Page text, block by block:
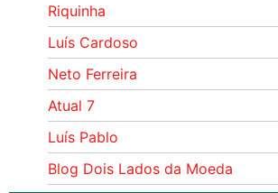
Riquinha
Luís Cardoso
Neto Ferreira
Atual 7
Luís Pablo
Blog Dois Lados da Moeda